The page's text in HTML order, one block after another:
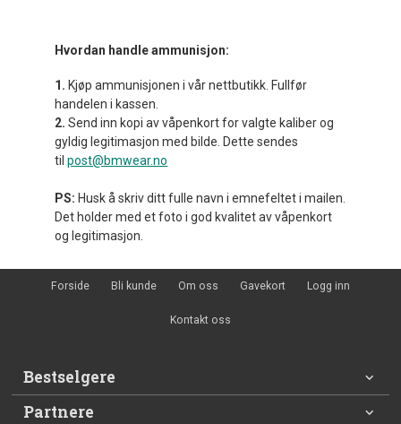
Hvordan handle ammunisjon:
1. Kjøp ammunisjonen i vår nettbutikk. Fullfør
handelen i kassen.
2. Send inn kopi av våpenkort for valgte kaliber og
gyldig legitimasjon med bilde. Dette sendes
til post@bmwear.no
PS: Husk å skriv ditt fulle navn i emnefeltet i mailen.
Det holder med et foto i god kvalitet av våpenkort
og legitimasjon.
Forside Bli kunde Om oss Gavekort Logg inn
Kontakt oss
Bestselgere
Partnere